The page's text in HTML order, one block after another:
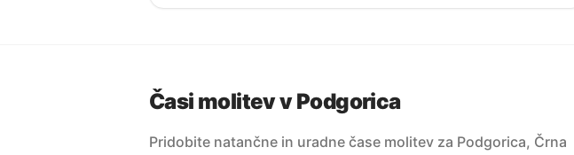
Časi molitev v Podgorica
Pridobite natančne in uradne čase molitev za Podgorica, Črna